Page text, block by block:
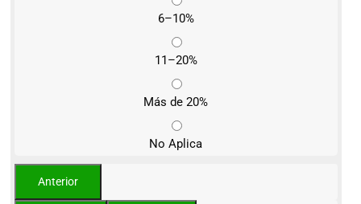
6–10%
11–20%
Más de 20%
No Aplica